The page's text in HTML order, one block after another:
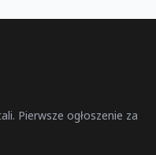
Pierwsze ogłoszenie za